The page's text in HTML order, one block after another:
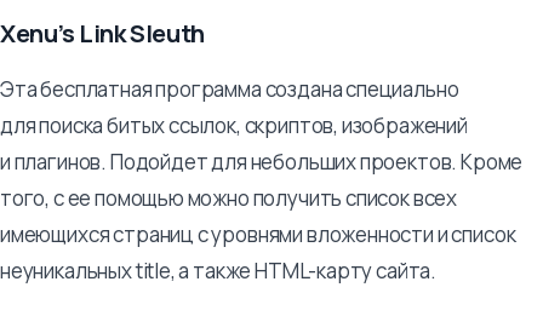
Xenu’s Link Sleuth
Эта бесплатная программа создана специально
для поиска битых ссылок, скриптов, изображений
и плагинов. Подойдет для небольших проектов. Кроме
того, с ее помощью можно получить список всех
имеющихся страниц с уровнями вложенности и список
неуникальных title, а также HTML-карту сайта.